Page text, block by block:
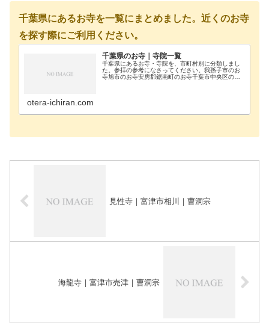
千葉県にあるお寺を一覧にまとめました。近くのお寺
を探す際にご利用ください。
千葉県のお寺｜寺院一覧
千葉県にあるお寺・寺院を、市町村別に分類しまし
た。参拝の参考になさってください。我孫子市のお
寺旭市のお寺安房郡鋸南町のお寺千葉市中央区のお
otera-ichiran.com
見性寺｜富津市相川｜曹洞宗
海龍寺｜富津市売津｜曹洞宗